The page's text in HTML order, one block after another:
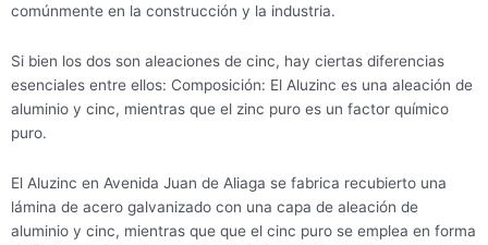
comúnmente en la construcción y la industria.
Si bien los dos son aleaciones de cinc, hay ciertas diferencias
esenciales entre ellos: Composición: El Aluzinc es una aleación de
aluminio y cinc, mientras que el zinc puro es un factor químico
puro.
El Aluzinc en Avenida Juan de Aliaga se fabrica recubierto una
lámina de acero galvanizado con una capa de aleación de
aluminio y cinc, mientras que que el cinc puro se emplea en forma